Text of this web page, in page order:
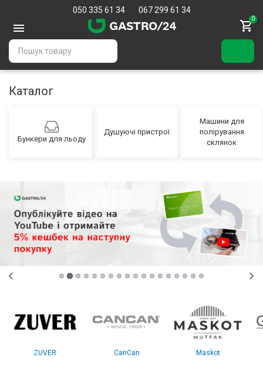
050 335 61 34 067 299 61 34
0
Каталог
Бункери для льоду
Душуючі пристрої
Машини для
полірування
склянок
ZUVER CanCan Maskot